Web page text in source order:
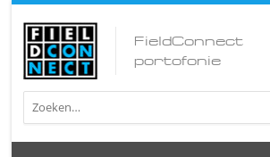
FieldConnect
portofonie